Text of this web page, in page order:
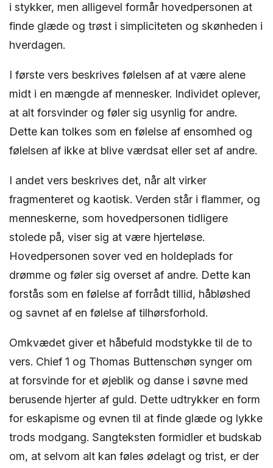
i stykker, men alligevel formår hovedpersonen at
finde glæde og trøst i simpliciteten og skønheden i
hverdagen.
I første vers beskrives følelsen af at være alene
midt i en mængde af mennesker. Individet oplever,
at alt forsvinder og føler sig usynlig for andre.
Dette kan tolkes som en følelse af ensomhed og
følelsen af ikke at blive værdsat eller set af andre.
I andet vers beskrives det, når alt virker
fragmenteret og kaotisk. Verden står i flammer, og
menneskerne, som hovedpersonen tidligere
stolede på, viser sig at være hjerteløse.
Hovedpersonen sover ved en holdeplads for
drømme og føler sig overset af andre. Dette kan
forstås som en følelse af forrådt tillid, håbløshed
og savnet af en følelse af tilhørsforhold.
Omkvædet giver et håbefuld modstykke til de to
vers. Chief 1 og Thomas Buttenschøn synger om
at forsvinde for et øjeblik og danse i søvne med
berusende hjerter af guld. Dette udtrykker en form
for eskapisme og evnen til at finde glæde og lykke
trods modgang. Sangteksten formidler et budskab
om, at selvom alt kan føles ødelagt og trist, er der